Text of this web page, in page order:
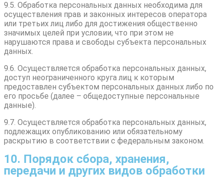
9.5. Обработка персональных данных необходима для
осуществления прав и законных интересов оператора
или третьих лиц либо для достижения общественно
значимых целей при условии, что при этом не
нарушаются права и свободы субъекта персональных
данных.
9.6. Осуществляется обработка персональных данных,
доступ неограниченного круга лиц к которым
предоставлен субъектом персональных данных либо по
его просьбе (далее – общедоступные персональные
данные).
9.7. Осуществляется обработка персональных данных,
подлежащих опубликованию или обязательному
раскрытию в соответствии с федеральным законом.
10. Порядок сбора, хранения,
передачи и других видов обработки